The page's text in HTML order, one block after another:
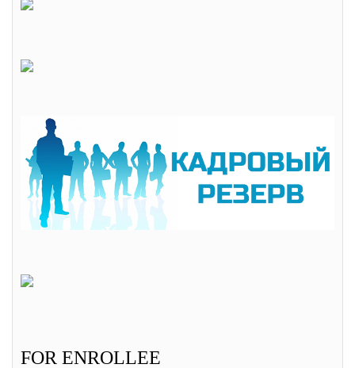
FOR ENROLLEE